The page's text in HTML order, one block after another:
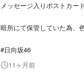
メッセージ入りポストカー
暗所にて保管していた為、
#日向坂46
11ヶ月前